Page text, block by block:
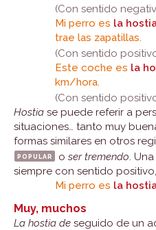
(Con sentido
Mi perro es la
trae las zapatillas.
(Con sentido
Este coche es la
km/hora.
(Con sentido
Hostia se puede referir a
situaciones… tanto muy
formas similares en otros
popular o ser tremendo.
siempre con sentido
Mi perro es la
Muy, muchos
La hostia de seguido de un